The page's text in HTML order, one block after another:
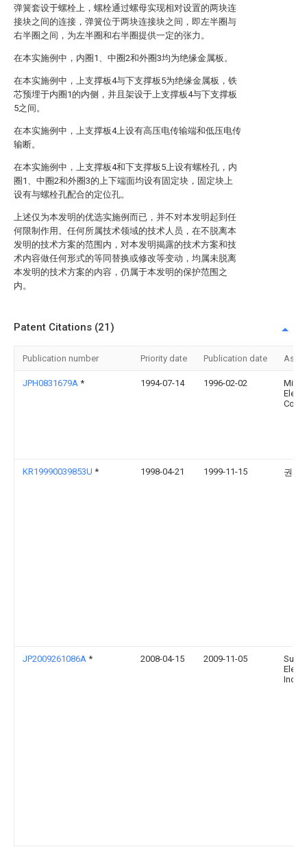
弹簧套设于螺栓上，螺栓通过螺母实现相对设置的两块连
接块之间的连接，弹簧位于两块连接块之间，即左半圈与
右半圈之间，为左半圈和右半圈提供一定的张力。
在本实施例中，内圈1、中圈2和外圈3均为绝缘金属板。
在本实施例中，上支撑板4与下支撑板5为绝缘金属板，铁
芯预埋于内圈1的内侧，并且架设于上支撑板4与下支撑板
5之间。
在本实施例中，上支撑板4上设有高压电传输端和低压电传
输断。
在本实施例中，上支撑板4和下支撑板5上设有螺栓孔，内
圈1、中圈2和外圈3的上下端面均设有固定块，固定块上
设有与螺栓孔配合的定位孔。
上述仅为本发明的优选实施例而已，并不对本发明起到任
何限制作用。任何所属技术领域的技术人员，在不脱离本
发明的技术方案的范围内，对本发明揭露的技术方案和技
术内容做任何形式的等同替换或修改等变动，均属未脱离
本发明的技术方案的内容，仍属于本发明的保护范围之
内。
Patent Citations (21)
Publication number Priority date Publication date
JPH0831679A * 1994-07-14 1996-02-02
Corp
KR19990039853U * 1998-04-21 1999-11-15 권호
JP2009261086A * 2008-04-15 2009-11-05
Ind